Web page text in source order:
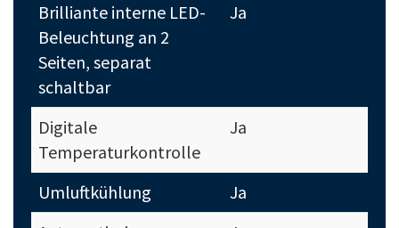
Brilliante interne LED-
Beleuchtung an 2
Seiten, separat
schaltbar
Ja
Digitale
Temperaturkontrolle
Ja
Umluftkühlung
Ja